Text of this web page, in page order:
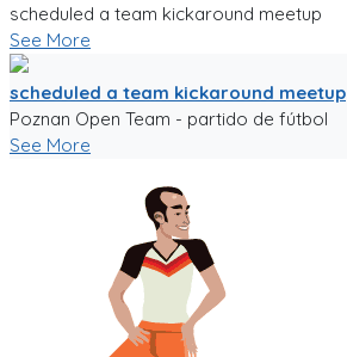
scheduled a team kickaround meetup
See More
scheduled a team kickaround meetup
Poznan Open Team - partido de fútbol
See More